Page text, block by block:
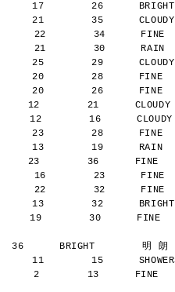
17        26
21        35
22        34      FINE
21        30      RAIN
25        29
20        28      FINE
20        26      FINE
12        21
12        16
23        28      FINE
13        19      RAIN
23        36      FINE
16        23
22        32      FINE
13        32
19        30
BRIGHT        明 朗
11        15
2        13